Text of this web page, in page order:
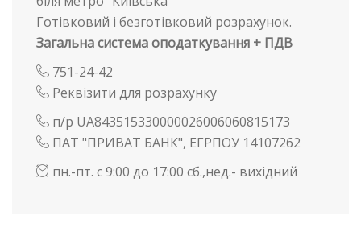
Готівковий і безготівковий розрахунок.
Загальна система оподаткування + ПДВ
751-24-42
Реквізити для розрахунку
п/р UA843515330000026006060815173
ПАТ "ПРИВАТ БАНК", ЕГРПОУ 14107262
пн.-пт. с 9:00 до 17:00 сб.,нед.- вихідний